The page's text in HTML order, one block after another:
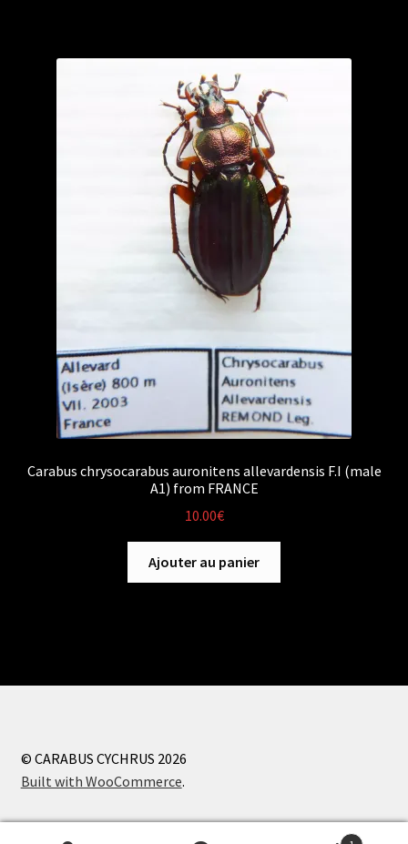
Carabus chrysocarabus auronitens allevardensis F.I (male
A1) from FRANCE
10.00€
Ajouter au panier
© CARABUS CYCHRUS 2026
Built with WooCommerce.